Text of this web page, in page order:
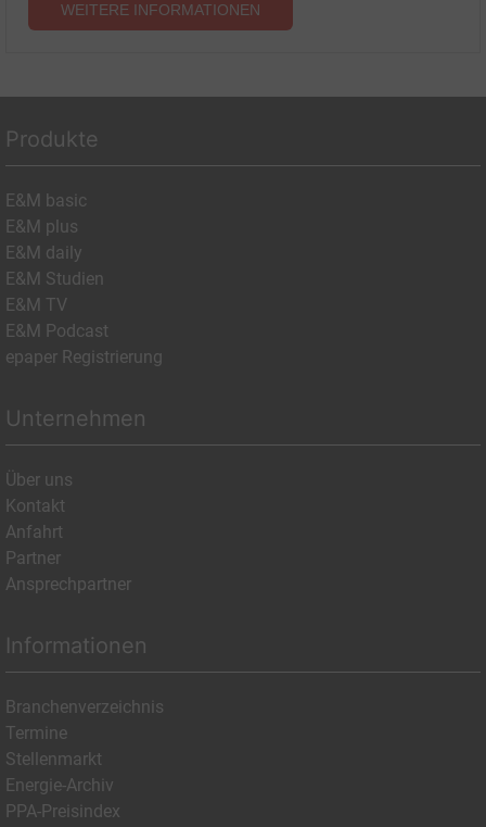
WEITERE INFORMATIONEN
Produkte
E&M basic
E&M plus
E&M daily
E&M Studien
E&M TV
E&M Podcast
epaper Registrierung
Unternehmen
Über uns
Kontakt
Anfahrt
Partner
Ansprechpartner
Informationen
Branchenverzeichnis
Termine
Stellenmarkt
Energie-Archiv
PPA-Preisindex